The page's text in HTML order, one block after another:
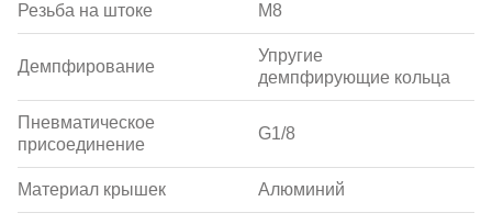
Резьба на штоке M8
Демпфирование
Упругие
демпфирующие кольца
Пневматическое
присоединение
G1/8
Материал крышек Алюминий